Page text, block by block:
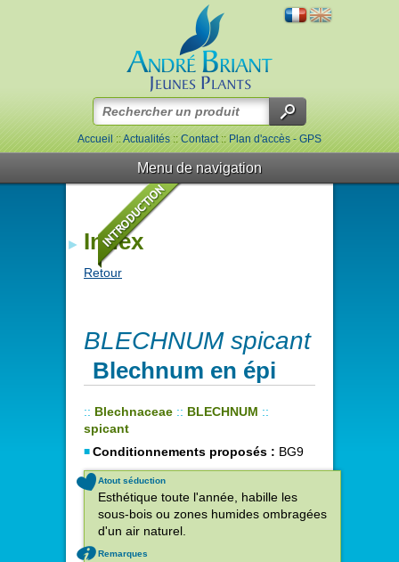
Accueil::Actualités::Contact::Plan d'accès - GPS
Menu de navigation
Index
Retour
BLECHNUM spicant
Blechnum en épi
:: Blechnaceae :: BLECHNUM ::
spicant
Conditionnements proposés : BG9
Atout séduction
Esthétique toute l'année, habille les
sous-bois ou zones humides ombragées
d'un air naturel.
Remarques